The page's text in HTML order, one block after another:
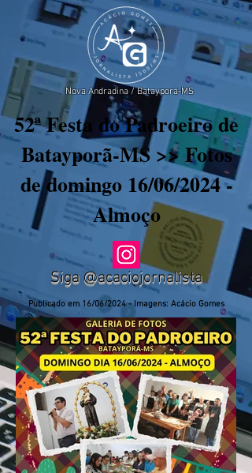
Nova Andradina / Batayporã-MS
52ª Festa do Padroeiro de
Batayporã-MS >> Fotos
de domingo 16/06/2024 -
Almoço
Siga @acaciojornalista
Publicado em 16/06/2024 - Imagens: Acácio Gomes